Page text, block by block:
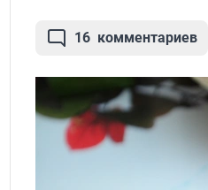
16 комментариев